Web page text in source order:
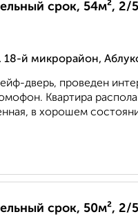
срок, 54м², 2/
й микрорайон,
дверь, проведен
Квартира
в хорошем
срок, 50м², 2/